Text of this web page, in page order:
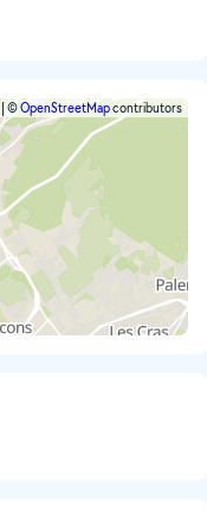
©OpenStreetMapcontributors